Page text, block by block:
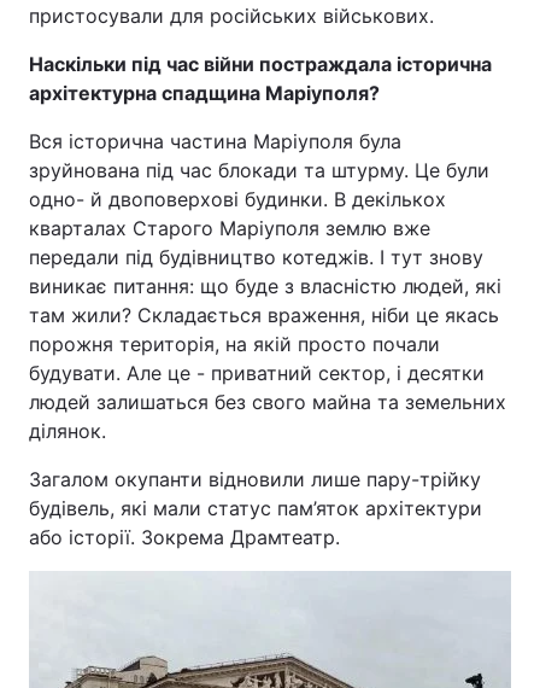
пристосували для російських військових.
Наскільки під час війни постраждала історична
архітектурна спадщина Маріуполя?
Вся історична частина Маріуполя була
зруйнована під час блокади та штурму. Це були
одно- й двоповерхові будинки. В декількох
кварталах Старого Маріуполя землю вже
передали під будівництво котеджів. І тут знову
виникає питання: що буде з власністю людей, які
там жили? Складається враження, ніби це якась
порожня територія, на якій просто почали
будувати. Але це - приватний сектор, і десятки
людей залишаться без свого майна та земельних
ділянок.
Загалом окупанти відновили лише пару-трійку
будівель, які мали статус пам’яток архітектури
або історії. Зокрема Драмтеатр.